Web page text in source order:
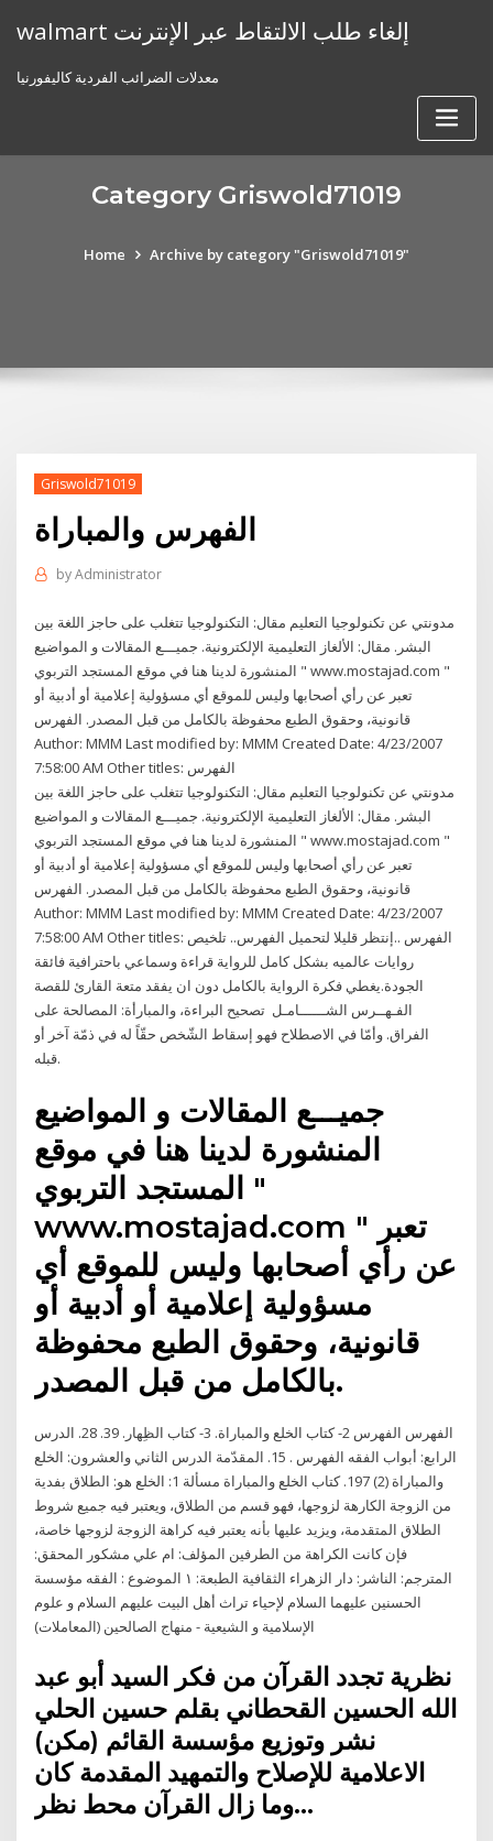
walmart إلغاء طلب الالتقاط عبر الإنترنت
معدلات الضرائب الفردية كاليفورنيا
Category Griswold71019
Home Archive by category "Griswold71019"
Griswold71019
الفهرس والمباراة
byAdministrator
مدونتي عن تكنولوجيا التعليم مقال: التكنولوجيا تتغلب على حاجز اللغة بين
البشر. مقال: الألغاز التعليمية الإلكترونية. جميـــع المقالات و المواضيع
المنشورة لدينا هنا في موقع المستجد التربوي " www.mostajad.com "
تعبر عن رأي أصحابها وليس للموقع أي مسؤولية إعلامية أو أدبية أو
قانونية، وحقوق الطبع محفوظة بالكامل من قبل المصدر. الفهرس
Author: MMM Last modified by: MMM Created Date: 4/23/2007
7:58:00 AM Other titles: الفهرس
مدونتي عن تكنولوجيا التعليم مقال: التكنولوجيا تتغلب على حاجز اللغة بين
البشر. مقال: الألغاز التعليمية الإلكترونية. جميـــع المقالات و المواضيع
المنشورة لدينا هنا في موقع المستجد التربوي " www.mostajad.com "
تعبر عن رأي أصحابها وليس للموقع أي مسؤولية إعلامية أو أدبية أو
قانونية، وحقوق الطبع محفوظة بالكامل من قبل المصدر. الفهرس
Author: MMM Last modified by: MMM Created Date: 4/23/2007
7:58:00 AM Other titles: الفهرس ..إنتظر قليلا لتحميل الفهرس.. تلخيص
روايات عالميه بشكل كامل للرواية قراءة وسماعي باحترافية فائقة
الجودة.يغطي فكرة الرواية بالكامل دون ان يفقد متعة القارئ للقصة
الفـهــرس الشــــــامـل ‏ تصحيح البراءة، والمبارأة‏:‏ المصالحة على
الفراق‏.‏ وأمّا في الاصطلاح فهو إسقاط الشّخص حقّاً له في ذمّة آخر أو
قبله‏.
جميـــع المقالات و المواضيع
المنشورة لدينا هنا في موقع
المستجد التربوي "
www.mostajad.com " تعبر
عن رأي أصحابها وليس للموقع أي
مسؤولية إعلامية أو أدبية أو
قانونية، وحقوق الطبع محفوظة
بالكامل من قبل المصدر.
الفهرس الفهرس 2- كتاب الخلع والمباراة. 3- كتاب الظِهار. 39. 28. الدرس
الرابع: أبواب الفقه الفهرس . 15. المقدّمة الدرس الثاني والعشرون: الخلع
والمباراة (2) 197. كتاب الخلع والمباراة مسألة 1: الخلع هو: الطلاق بفدية
من الزوجة الكارهة لزوجها، فهو قسم من الطلاق، ويعتبر فيه جميع شروط
الطلاق المتقدمة، ويزيد عليها بأنه يعتبر فيه كراهة الزوجة لزوجها خاصة،
فإن كانت الكراهة من الطرفين المؤلف: ام علي مشكور المحقق:
المترجم: الناشر: دار الزهراء الثقافية الطبعة: ١ الموضوع : الفقه مؤسسة
الحسنين عليهما السلام لإحياء تراث أهل البيت عليهم السلام و علوم
الإسلامية و الشيعية - منهاج الصالحين (المعاملات)
نظرية تجدد القرآن من فكر السيد أبو عبد
الله الحسين القحطاني بقلم حسين الحلي
نشر وتوزيع مؤسسة القائم (مكن)
الاعلامية للإصلاح والتمهيد المقدمة كان
وما زال القرآن محط نظر…